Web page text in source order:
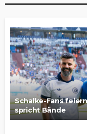
Schalke-Fans
spricht Bände